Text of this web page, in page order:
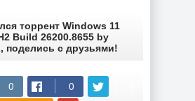
торрент Windows 11
Build 26200.8655 by
поделись с друзьями!